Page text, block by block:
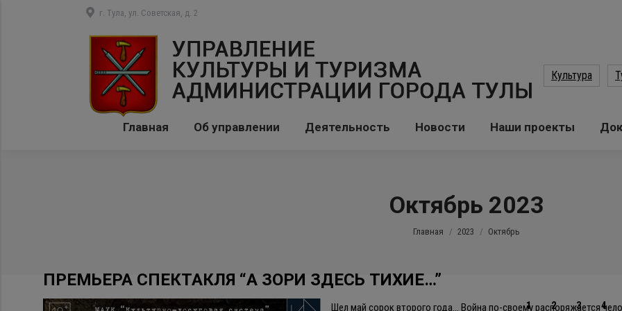
г. Тула, ул. Советская, д. 2
Культура
Главная Об управлении Деятельность Новости Наши проекты
Октябрь 2023
Вы здесь:
Главная 2023 Октябрь
ПРЕМЬЕРА СПЕКТАКЛЯ “А ЗОРИ ЗДЕСЬ ТИХИЕ…”
Шел май сорок второго года… Война по-своему распоряжается
1 2 3 4